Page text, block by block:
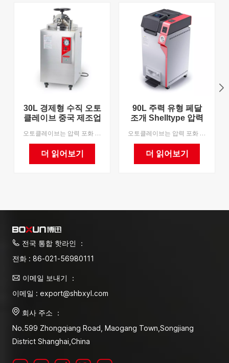
30L 경제형 수직 오토
클레이브 중국 제조업
오토클레이브는 압력 포화 증기를 활용하여 제품을 빠르고 안정적으로 멸균하는 장비입니다. 의료기기, 드레싱, 유리제품, 주류배양배지 등의 멸균에 완벽한 장비입니다. OEM을 지원합니다.
더 읽어보기
90L 주력 유형 페달
조개 Shelltype 압력
있는 공장 직접 판매오토클레이브는 압력 포화 증기를 활용하여 제품을 빠르고 안정적으로 멸균하는 장비입니다. 의료 장비, 드레싱, 유리 제품, 주류 배양 배지 등을 살균하는 데 완벽한 장비입니다. OEM을 지원하며 MOQ는 1입니다.
더 읽어보기
전국 통합 핫라인 ：
전화 : 86-021-56980111
이메일 보내기 ：
이메일 : export@shbxyl.com
회사 주소 ：
No.599 Zhongqiang Road, Maogang Town,Songjiang
District Shanghai,China